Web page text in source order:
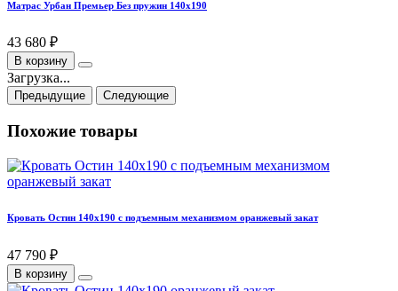
Матрас Урбан Премьер Без пружин 140х190
43 680 ₽
В корзину
Загрузка...
Предыдущие Следующие
Похожие товары
Кровать Остин 140х190 с подъемным механизмом оранжевый закат
47 790 ₽
В корзину